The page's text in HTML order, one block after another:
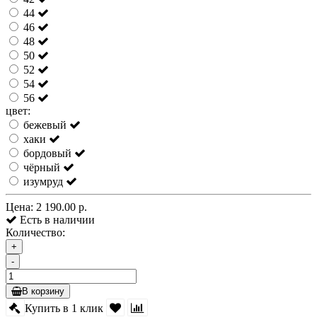
44
46
48
50
52
54
56
цвет:
бежевый
хаки
бордовый
чёрный
изумруд
Цена: 2 190.00 р.
Есть в наличии
Количество:
+
-
В корзину
Купить в 1 клик